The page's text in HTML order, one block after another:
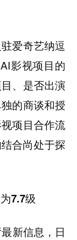
爱奇艺纳逗
影视项目的
、是否出演
的商谈和授
项目合作流
合尚处于探
7.7级
新信息，日